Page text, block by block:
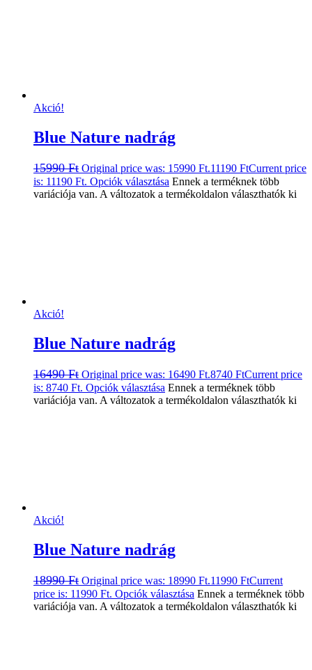
Akció!
Blue Nature nadrág
15990Ft Original price was: 15990 Ft.11190 FtCurrent price
is: 11190 Ft. Opciók választása Ennek a terméknek több
variációja van. A változatok a termékoldalon választhatók ki
Akció!
Blue Nature nadrág
16490Ft Original price was: 16490 Ft.8740 FtCurrent price
is: 8740 Ft. Opciók választása Ennek a terméknek több
variációja van. A változatok a termékoldalon választhatók ki
Akció!
Blue Nature nadrág
18990Ft Original price was: 18990 Ft.11990 FtCurrent
price is: 11990 Ft. Opciók választása Ennek a terméknek több
variációja van. A változatok a termékoldalon választhatók ki